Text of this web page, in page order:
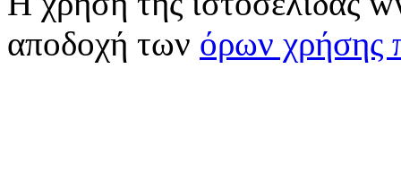
αποδοχή των όρων χρήσης